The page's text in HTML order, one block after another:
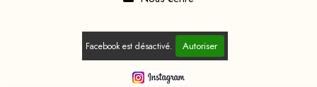
Facebook est désactivé. Autoriser